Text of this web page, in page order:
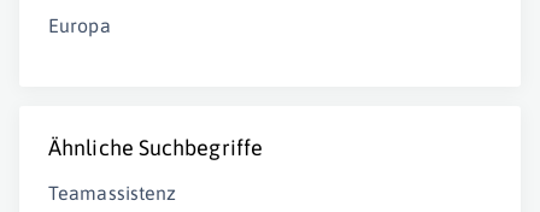
Europa
Ähnliche Suchbegriffe
Teamassistenz